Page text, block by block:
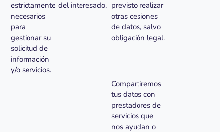
estrictamente
necesarios
para
gestionar su
solicitud de
información
y/o servicios.
del interesado. previsto realizar
otras cesiones
de datos, salvo
obligación legal.
Compartiremos
tus datos con
prestadores de
servicios que
nos ayudan o